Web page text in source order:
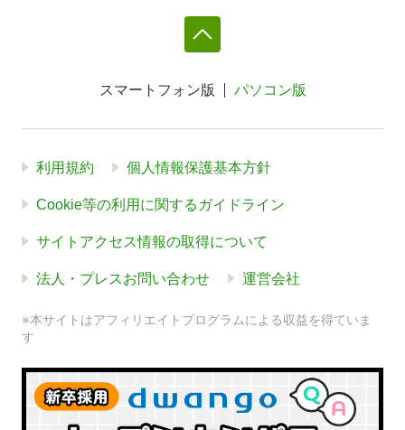
スマートフォン版 パソコン版
利用規約 個人情報保護基本方針
Cookie等の利用に関するガイドライン
サイトアクセス情報の取得について
法人・プレスお問い合わせ 運営会社
※本サイトはアフィリエイトプログラムによる収益を得ていま
す